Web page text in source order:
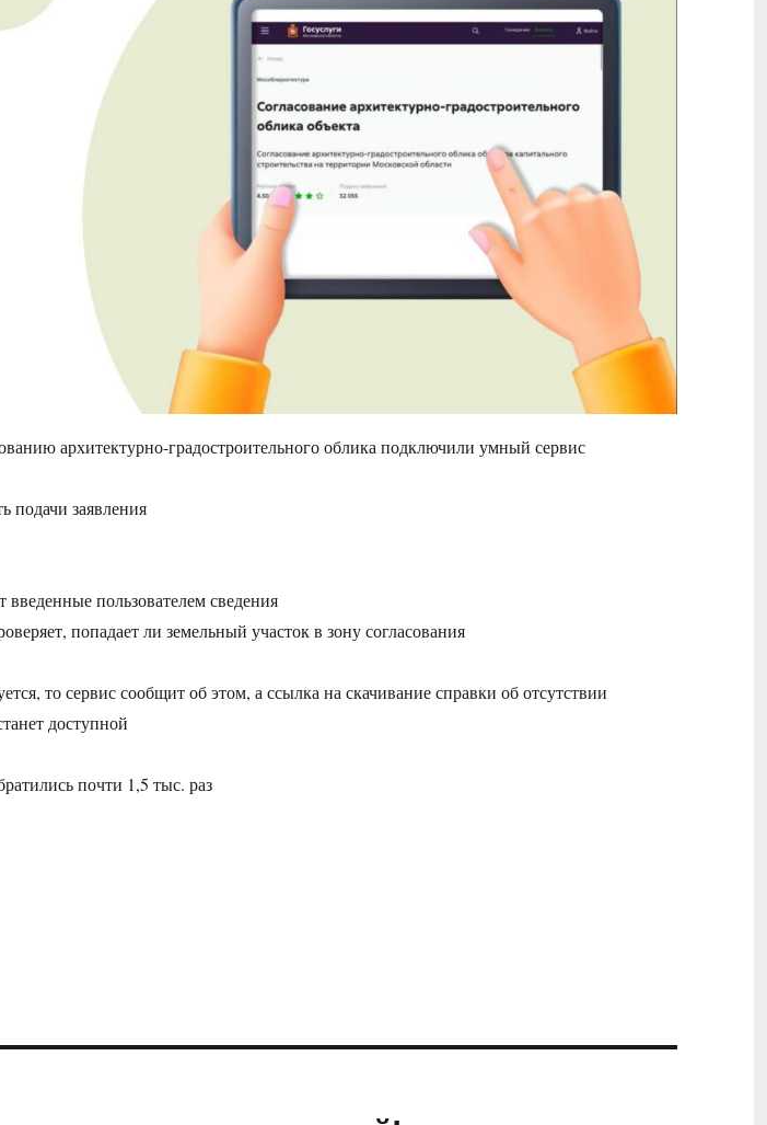
архитектурно-градостроительного облика подключили умный сервис
подачи заявления
введенные пользователем сведения
попадает ли земельный участок в зону согласования
то сервис сообщит об этом, а ссылка на скачивание справки об отсутствии
доступной
почти 1,5 тыс. раз